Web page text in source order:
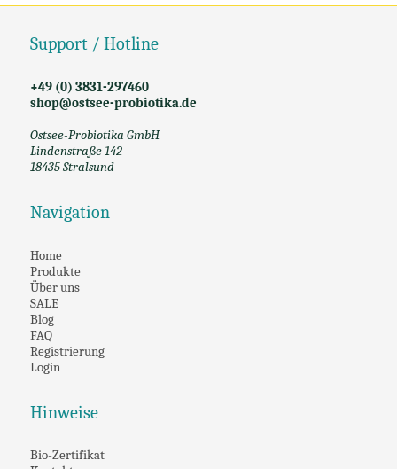
Support / Hotline
+49 (0) 3831-297460
shop@ostsee-probiotika.de
Ostsee-Probiotika GmbH
Lindenstraße 142
18435 Stralsund
Navigation
Home
Produkte
Über uns
SALE
Blog
FAQ
Registrierung
Login
Hinweise
Bio-Zertifikat